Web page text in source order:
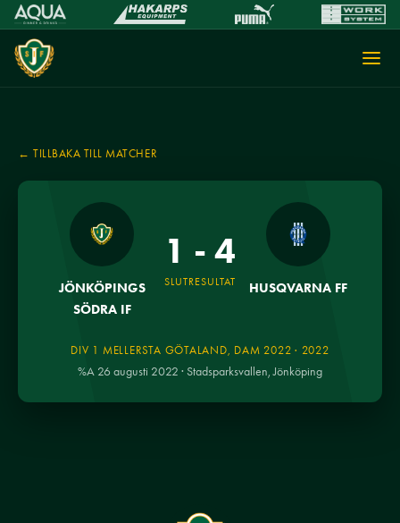
← TILLBAKA TILL MATCHER
JÖNKÖPINGS
SÖDRA IF
1 - 4
SLUTRESULTAT HUSQVARNA FF
DIV 1 MELLERSTA GÖTALAND, DAM 2022 · 2022
%A 26 augusti 2022 · Stadsparksvallen, Jönköping